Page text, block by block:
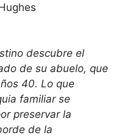
descubre el
de su abuelo, que
40. Lo que
familiar se
preservar la
de la